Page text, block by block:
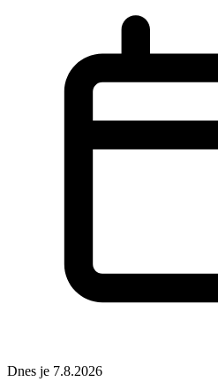
Dnes je 7.8.2026